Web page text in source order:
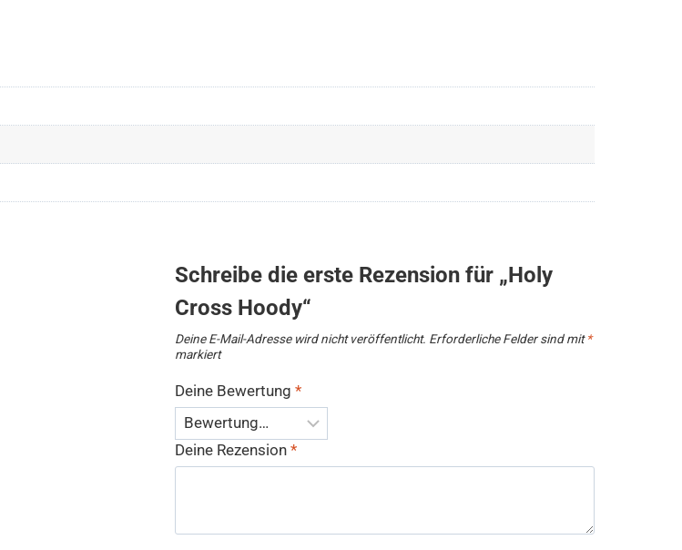
Schreibe die erste Rezension für „Holy
Cross Hoody“
Deine E-Mail-Adresse wird nicht veröffentlicht. Erforderliche Felder sind mit*
markiert
Deine Bewertung*
Deine Rezension*